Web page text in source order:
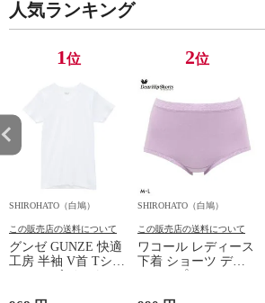
人気ランキング
1位
SHIROHATO（白鳩）
この販売店の送料について
グンゼ GUNZE 快適
工房 半袖 V首 Tシャ
ツ メンズ インナー
2位
SHIROHATO（白鳩）
この販売店の送料について
ワコール レディース
下着 ショーツ ディ
アヒップショーツ